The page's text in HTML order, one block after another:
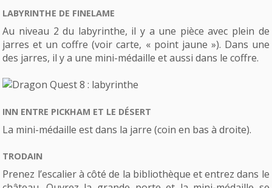
LABYRINTHE DE FINELAME
Au niveau 2 du labyrinthe, il y a une pièce avec plein de
jarres et un coffre (voir carte, « point jaune »). Dans une
des jarres, il y a une mini-médaille et aussi dans le coffre.
INN ENTRE PICKHAM ET LE DÉSERT
La mini-médaille est dans la jarre (coin en bas à droite).
TRODAIN
Prenez l’escalier à côté de la bibliothèque et entrez dans le